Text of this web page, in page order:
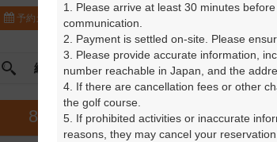
予約カレンダー
絞込み 曜日やスタート時間を指定して、ご
8月 9月 10月
1. Please arrive at least 30 minutes
communication.
2. Payment is settled on-site. Please
3. Please provide accurate information,
number reachable in Japan, and the
4. If there are cancellation fees or other
the golf course.
5. If prohibited activities or inaccurate
reasons, they may cancel your reservation.